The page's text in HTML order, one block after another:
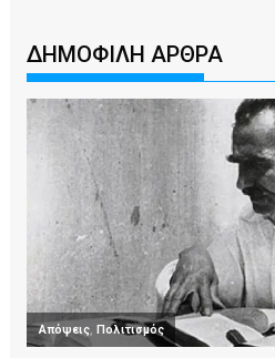
ΔΗΜΟΦΙΛΗ ΑΡΘΡΑ